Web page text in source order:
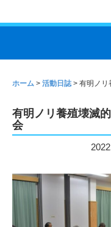
ホーム > 活動日誌> 有明ノ
有明ノリ養殖壊滅
会